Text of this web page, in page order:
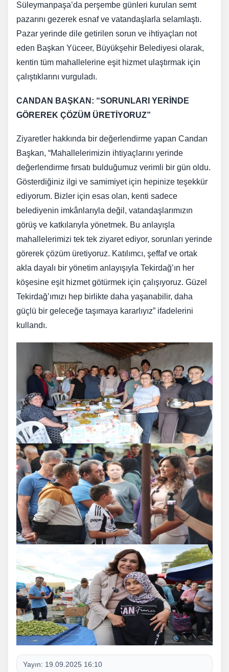
Süleymanpaşa’da perşembe günleri kurulan semt
pazarını gezerek esnaf ve vatandaşlarla selamlaştı.
Pazar yerinde dile getirilen sorun ve ihtiyaçları not
eden Başkan Yüceer, Büyükşehir Belediyesi olarak,
kentin tüm mahallelerine eşit hizmet ulaştırmak için
çalıştıklarını vurguladı.
CANDAN BAŞKAN: “SORUNLARI YERİNDE
GÖREREK ÇÖZÜM ÜRETİYORUZ”
Ziyaretler hakkında bir değerlendirme yapan Candan
Başkan, “Mahallelerimizin ihtiyaçlarını yerinde
değerlendirme fırsatı bulduğumuz verimli bir gün oldu.
Gösterdiğiniz ilgi ve samimiyet için hepinize teşekkür
ediyorum. Bizler için esas olan, kenti sadece
belediyenin imkânlarıyla değil, vatandaşlarımızın
görüş ve katkılarıyla yönetmek. Bu anlayışla
mahallelerimizi tek tek ziyaret ediyor, sorunları yerinde
görerek çözüm üretiyoruz. Katılımcı, şeffaf ve ortak
akla dayalı bir yönetim anlayışıyla Tekirdağ’ın her
köşesine eşit hizmet götürmek için çalışıyoruz. Güzel
Tekirdağ’ımızı hep birlikte daha yaşanabilir, daha
güçlü bir geleceğe taşımaya kararlıyız” ifadelerini
kullandı.
Yayın: 19.09.2025 16:10